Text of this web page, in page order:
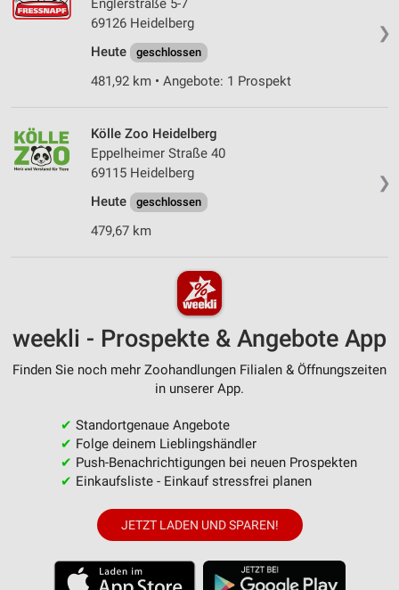
❯
Englerstraße 5-7
69126 Heidelberg
Heute
geschlossen
481,92 km • Angebote: 1 Prospekt
❯
Kölle Zoo Heidelberg
Eppelheimer Straße 40
69115 Heidelberg
Heute
geschlossen
479,67 km
weekli - Prospekte & Angebote App
Finden Sie noch mehr Zoohandlungen Filialen & Öffnungszeiten
in unserer App.
✔ Standortgenaue Angebote
✔ Folge deinem Lieblingshändler
✔ Push-Benachrichtigungen bei neuen Prospekten
✔ Einkaufsliste - Einkauf stressfrei planen
JETZT LADEN UND SPAREN!